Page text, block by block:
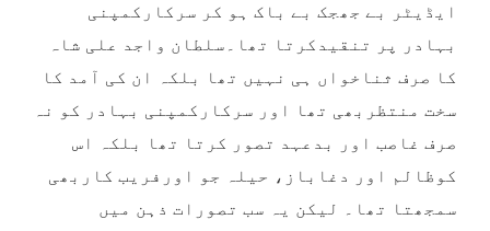
ایڈیٹر بے جھجک بے باک ہو کر سرکارکمپنی
بہادر پر تنقیدکرتا تھا۔سلطان واجد علی شاہ
کا صرف ثناخواں ہی نہیں تھا بلکہ ان کی آمد کا
سخت منتظربھی تھا اور سرکارکمپنی بہادر کو نہ
صرف غاصب اور بدعہد تصور کرتا تھا بلکہ اس
کوظالم اور دغاباز، حیلہ جو اورفریب کاربھی
سمجھتا تھا۔ لیکن یہ سب تصورات ذہن میں